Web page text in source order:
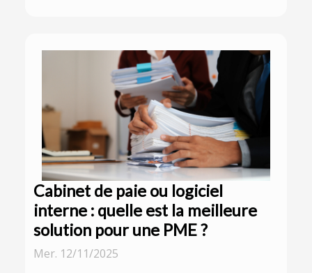
Cabinet de paie ou logiciel
interne : quelle est la meilleure
solution pour une PME ?
Mer. 12/11/2025